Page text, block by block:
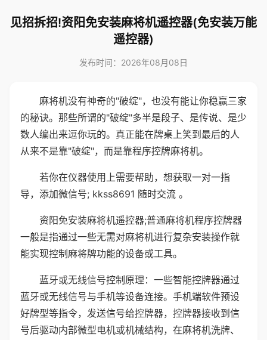
见招拆招!资阳免安装麻将机遥控器(免安装万能
遥控器)
发布时间：2026年08月08日
麻将机没有神奇的"破绽"，也没有能让你稳赢三家
的秘诀。那些所谓的"破绽"多半是段子、是传说、是少
数人编出来逗你玩的。真正能在牌桌上笑到最后的人
从来不是靠"破绽"，而是靠程序控牌麻将机。
若你在仪器使用上需要帮助，想获取一对一指
导，添加微信号; kkss8691 随时交流 。
资阳免安装麻将机遥控器;普通麻将机程序控牌器
一般是指通过一些无需对麻将机进行复杂安装操作就
能实现控制麻将牌功能的设备或工具。
蓝牙或无线信号控制原理：一些智能控牌器通过
蓝牙或无线信号与手机等设备连接。手机端软件预设
好牌型等指令，发送信号给控牌器，控牌器接收到信
号后驱动内部微型电机或机械结构，在麻将机洗牌、